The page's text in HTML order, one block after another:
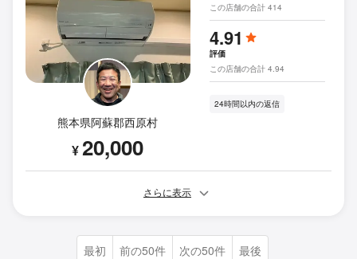
熊本県阿蘇郡西原村
¥20,000
この店舗の合計 414
4.91
評価
この店舗の合計 4.94
24時間以内の返信
さらに表示
最初 前の50件 次の50件 最後